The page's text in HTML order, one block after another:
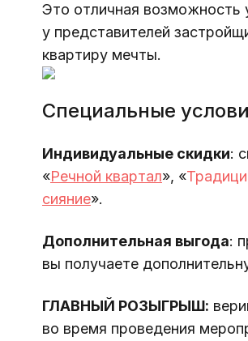
Это отличная возможность
у представителей
квартиру мечты.
Специальные
Индивидуальные скидки:
«Речной квартал», «
сияние».
Дополнительная выгода:
вы получаете
ГЛАВНЫЙ РОЗЫГРЫШ:
во время проведения